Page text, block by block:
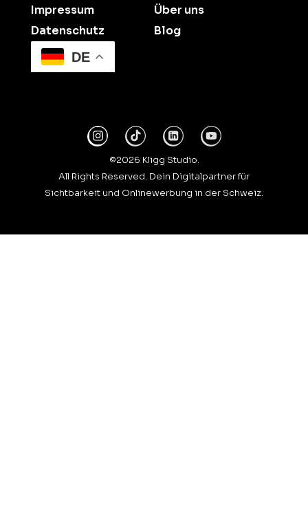
Impressum
Datenschutz
Über uns
Blog
DE
©2026 Kligg Studio.
All Rights Reserved. Dein Digitalpartner für
Sichtbarkeit und Onlinewerbung in der Schweiz.